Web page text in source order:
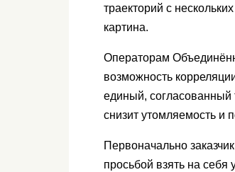
траекторий с
картина.
Операторам
возможность
единый, согласованный
снизит утомляемость и
Первоначально
просьбой взять на